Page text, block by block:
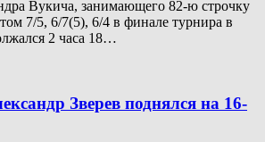
Вукича, занимающего 82-ю строчку
7/5, 6/7(5), 6/4 в финале турнира в
2 часа 18…
Зверев поднялся на 16-